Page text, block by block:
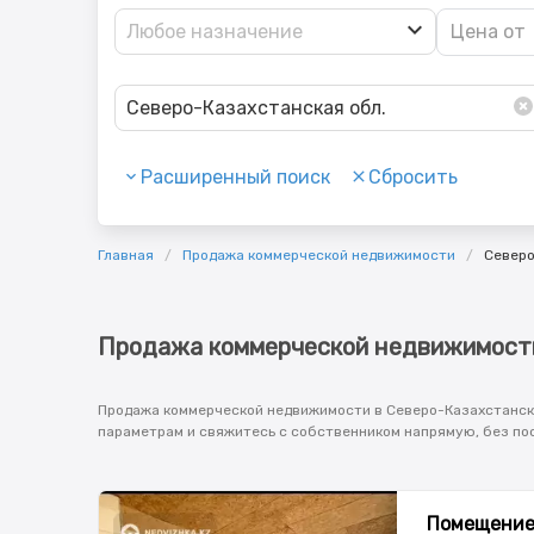
Любое назначение
Северо-Казахстанская обл.
Расширенный поиск Сбросить
Главная Продажа коммерческой недвижимости
Продажа коммерческой
Продажа коммерческой недвижимости в Северо-
параметрам и свяжитесь с собственником напрямую, без